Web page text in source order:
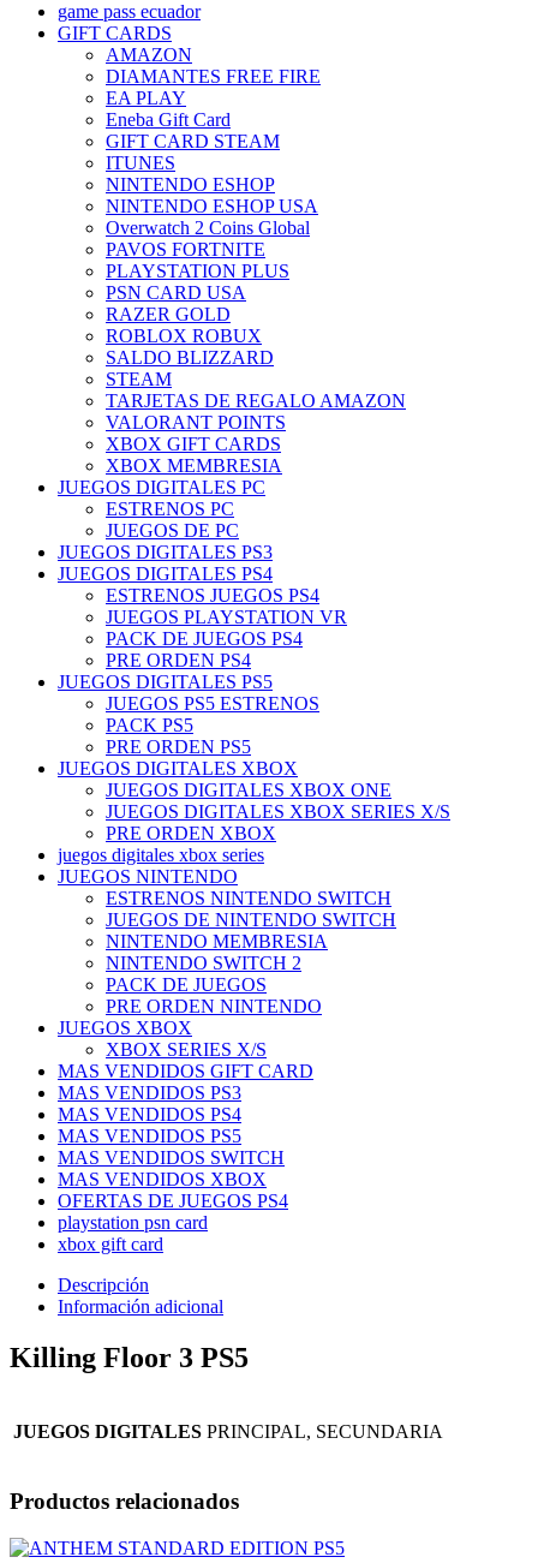
game pass ecuador
GIFT CARDS
AMAZON
DIAMANTES FREE FIRE
EA PLAY
Eneba Gift Card
GIFT CARD STEAM
ITUNES
NINTENDO ESHOP
NINTENDO ESHOP USA
Overwatch 2 Coins Global
PAVOS FORTNITE
PLAYSTATION PLUS
PSN CARD USA
RAZER GOLD
ROBLOX ROBUX
SALDO BLIZZARD
STEAM
TARJETAS DE REGALO AMAZON
VALORANT POINTS
XBOX GIFT CARDS
XBOX MEMBRESIA
JUEGOS DIGITALES PC
ESTRENOS PC
JUEGOS DE PC
JUEGOS DIGITALES PS3
JUEGOS DIGITALES PS4
ESTRENOS JUEGOS PS4
JUEGOS PLAYSTATION VR
PACK DE JUEGOS PS4
PRE ORDEN PS4
JUEGOS DIGITALES PS5
JUEGOS PS5 ESTRENOS
PACK PS5
PRE ORDEN PS5
JUEGOS DIGITALES XBOX
JUEGOS DIGITALES XBOX ONE
JUEGOS DIGITALES XBOX SERIES X/S
PRE ORDEN XBOX
juegos digitales xbox series
JUEGOS NINTENDO
ESTRENOS NINTENDO SWITCH
JUEGOS DE NINTENDO SWITCH
NINTENDO MEMBRESIA
NINTENDO SWITCH 2
PACK DE JUEGOS
PRE ORDEN NINTENDO
JUEGOS XBOX
XBOX SERIES X/S
MAS VENDIDOS GIFT CARD
MAS VENDIDOS PS3
MAS VENDIDOS PS4
MAS VENDIDOS PS5
MAS VENDIDOS SWITCH
MAS VENDIDOS XBOX
OFERTAS DE JUEGOS PS4
playstation psn card
xbox gift card
Descripción
Información adicional
Killing Floor 3 PS5
JUEGOS DIGITALES PRINCIPAL, SECUNDARIA
Productos relacionados